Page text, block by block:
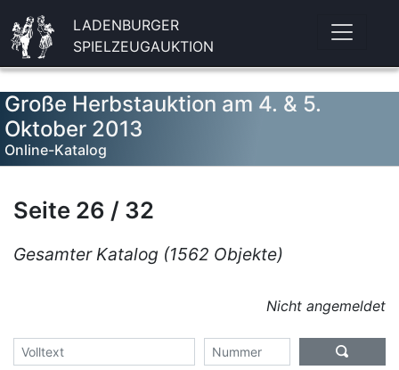
LADENBURGER
SPIELZEUGAUKTION
Große Herbstauktion am 4. & 5.
Oktober 2013
Online-Katalog
Seite 26 / 32
Gesamter Katalog (1562 Objekte)
Nicht angemeldet